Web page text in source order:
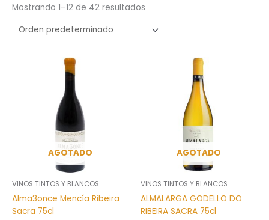
Mostrando 1–12 de 42 resultados
AGOTADO
VINOS TINTOS Y BLANCOS
Alma3once Mencía Ribeira
Sacra 75cl
AGOTADO
VINOS TINTOS Y BLANCOS
ALMALARGA GODELLO DO
RIBEIRA SACRA 75cl